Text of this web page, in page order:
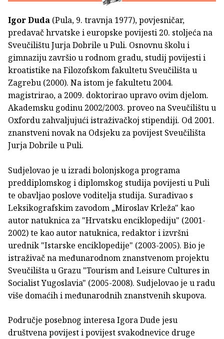
Igor Duda (Pula, 9. travnja 1977), povjesničar,
predavač hrvatske i europske povijesti 20. stoljeća na
Sveučilištu Jurja Dobrile u Puli. Osnovnu školu i
gimnaziju završio u rodnom gradu, studij povijesti i
kroatistike na Filozofskom fakultetu Sveučilišta u
Zagrebu (2000). Na istom je fakultetu 2004.
magistrirao, a 2009. doktorirao upravo ovim djelom.
Akademsku godinu 2002/2003. proveo na Sveučilištu u
Oxfordu zahvaljujući istraživačkoj stipendiji. Od 2001.
znanstveni novak na Odsjeku za povijest Sveučilišta
Jurja Dobrile u Puli.
Sudjelovao je u izradi bolonjskoga programa
preddiplomskog i diplomskog studija povijesti u Puli
te obavljao poslove voditelja studija. Surađivao s
Leksikografskim zavodom „Miroslav Krleža" kao
autor natuknica za "Hrvatsku enciklopediju" (2001-
2002) te kao autor natuknica, redaktor i izvršni
urednik "Istarske enciklopedije" (2003-2005). Bio je
istraživač na međunarodnom znanstvenom projektu
Sveučilišta u Grazu "Tourism and Leisure Cultures in
Socialist Yugoslavia" (2005-2008). Sudjelovao je u radu
više domaćih i međunarodnih znanstvenih skupova.
Područje posebnog interesa Igora Dude jesu
društvena povijest i povijest svakodnevice druge